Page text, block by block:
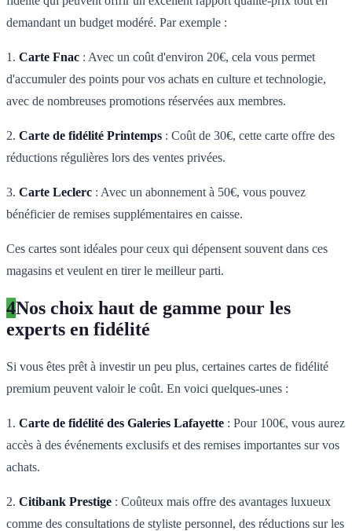
demandant un budget modéré. Par exemple :
1. Carte Fnac : Avec un coût d'environ 20€, cela vous permet
d'accumuler des points pour vos achats en culture et technologie,
avec de nombreuses promotions réservées aux membres.
2. Carte de fidélité Printemps : Coût de 30€, cette carte offre des
réductions régulières lors des ventes privées.
3. Carte Leclerc : Avec un abonnement à 50€, vous pouvez
bénéficier de remises supplémentaires en caisse.
Ces cartes sont idéales pour ceux qui dépensent souvent dans ces
magasins et veulent en tirer le meilleur parti.
4Nos choix haut de gamme pour les
experts en fidélité
Si vous êtes prêt à investir un peu plus, certaines cartes de fidélité
premium peuvent valoir le coût. En voici quelques-unes :
1. Carte de fidélité des Galeries Lafayette : Pour 100€, vous aurez
accès à des événements exclusifs et des remises importantes sur vos
achats.
2. Citibank Prestige : Coûteux mais offre des avantages luxueux
comme des consultations de styliste personnel, des réductions sur les